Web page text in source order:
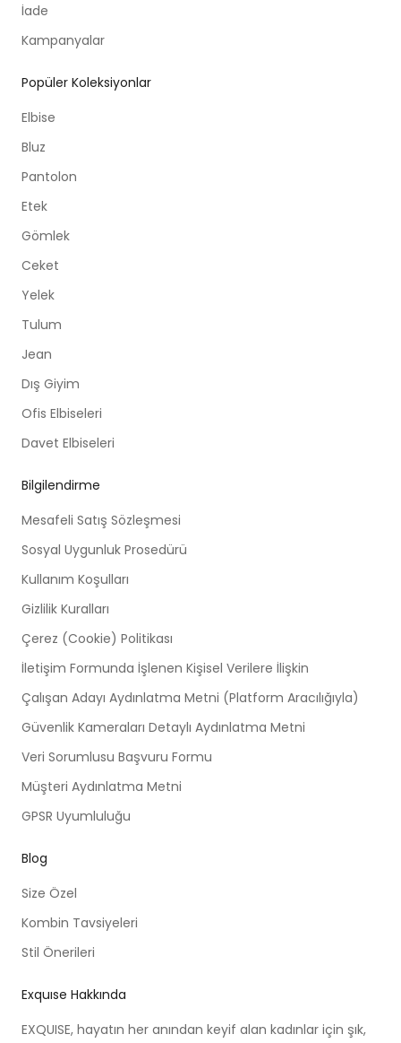
İade
Kampanyalar
Popüler Koleksiyonlar
Elbise
Bluz
Pantolon
Etek
Gömlek
Ceket
Yelek
Tulum
Jean
Dış Giyim
Ofis Elbiseleri
Davet Elbiseleri
Bilgilendirme
Mesafeli Satış Sözleşmesi
Sosyal Uygunluk Prosedürü
Kullanım Koşulları
Gizlilik Kuralları
Çerez (Cookie) Politikası
İletişim Formunda İşlenen Kişisel Verilere İlişkin
Çalışan Adayı Aydınlatma Metni (Platform Aracılığıyla)
Güvenlik Kameraları Detaylı Aydınlatma Metni
Veri Sorumlusu Başvuru Formu
Müşteri Aydınlatma Metni
GPSR Uyumluluğu
Blog
Size Özel
Kombin Tavsiyeleri
Stil Önerileri
Exquıse Hakkında
EXQUISE, hayatın her anından keyif alan kadınlar için şık,